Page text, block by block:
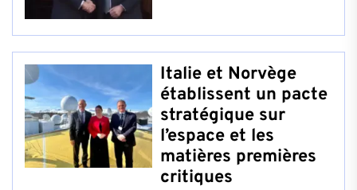
Italie et Norvège
établissent un pacte
stratégique sur
l’espace et les
matières premières
critiques